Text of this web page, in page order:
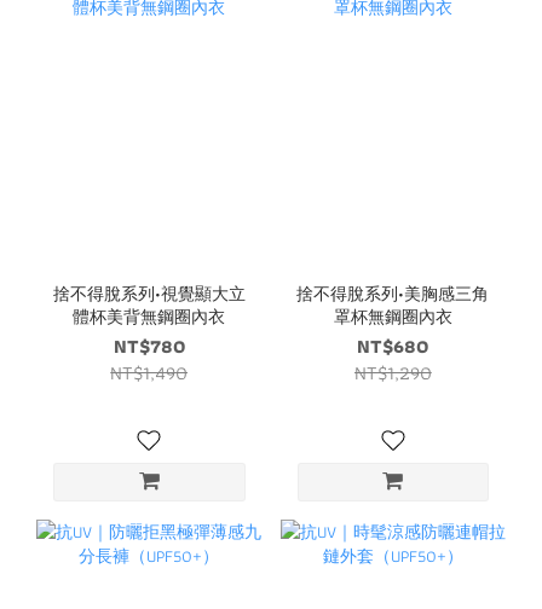
捨不得脫系列•視覺顯大立
體杯美背無鋼圈內衣
NT$780
NT$1,490
捨不得脫系列•美胸感三角
罩杯無鋼圈內衣
NT$680
NT$1,290